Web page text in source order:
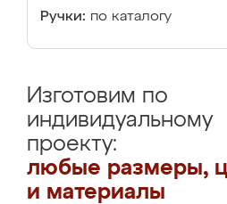
Ручки: по каталогу
Изготовим по
индивидуальному
проекту:
любые размеры,
и материалы